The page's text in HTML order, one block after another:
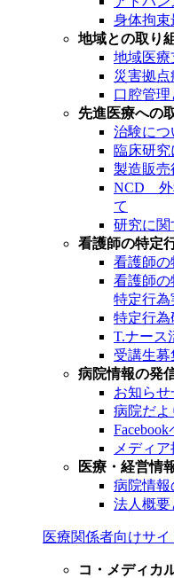
身体拘束
地域との取り
地域医療
災害拠点
口腔管
先進医療への
治験につ
臨床研究
製造販売
NCD 外
て
研究に関
看護師の特定
看護師の
看護師の
特定行為
特定行為
T.ナース
受講生募
病院情報の発
お知らせ
病院だよ
メディ
医療・経営情
病院情報
法人概要
医療関係者向けサイ
コ・メディカ